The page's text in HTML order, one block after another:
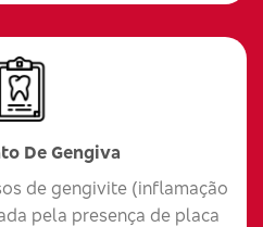
De Gengiva
de gengivite (inflamação
pela presença de placa